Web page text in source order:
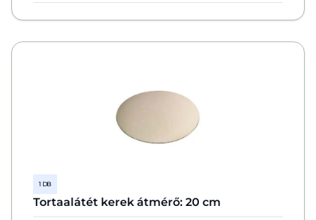
1 DB
Tortaalátét kerek átmérő: 20 cm